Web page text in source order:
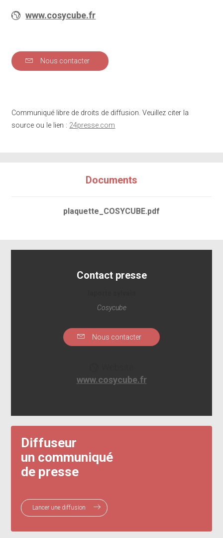
www.cosycube.fr
Nous contacter
Communiqué libre de droits de diffusion. Veuillez citer la
source ou le lien : 24presse.com
Documents
plaquette_COSYCUBE.pdf
Contact presse
Cosycube
Nous contacter
www.cosycube.fr
Diffuseur
un communiqué
de presse
Lancer une diffusion